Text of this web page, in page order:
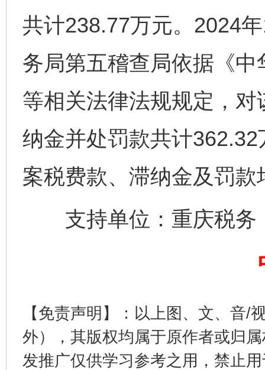
共计238.77万元。2024
务局第五稽查局依据《
等相关法律法规规定，
纳金并处罚款共计
案税费款、滞纳金及罚
支持单位：重庆税务
【免责声明】：以上图、文、音/
外），其版权均属于原作者或归
发推广仅供学习参考之用，禁止
一纸欠